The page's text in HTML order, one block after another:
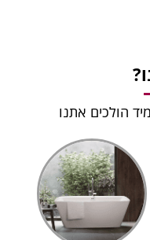
הולכים אתנו